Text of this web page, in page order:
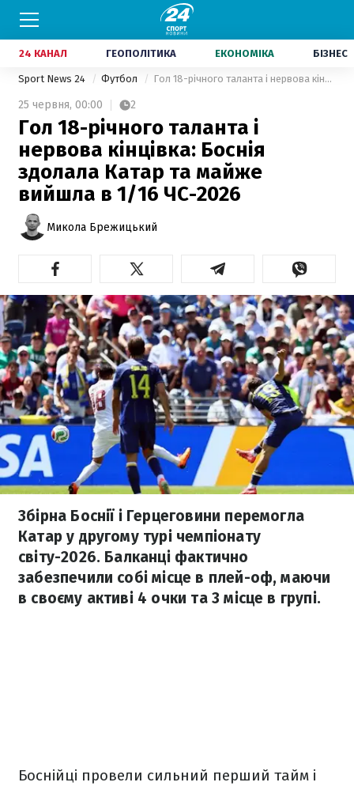
24 КАНАЛ ГЕОПОЛІТИКА ЕКОНОМІКА БІЗНЕС
Sport News 24 Футбол Гол 18-річного таланта і нервова кінцівка: Боснія здолала Катар та майже вийшла в 1/16 ЧС-2026
25 червня, 00:00 2
Гол 18-річного таланта і
нервова кінцівка: Боснія
здолала Катар та майже
вийшла в 1/16 ЧС-2026
Микола Брежицький
Збірна Боснії і Герцеговини перемогла
Катар у другому турі чемпіонату
світу-2026. Балканці фактично
забезпечили собі місце в плей-оф, маючи
в своєму активі 4 очки та 3 місце в групі.
Боснійці провели сильний перший тайм і